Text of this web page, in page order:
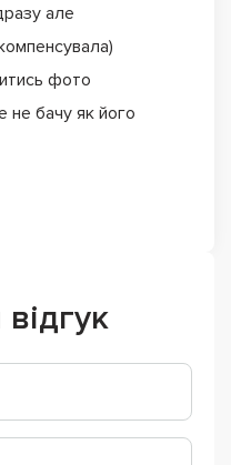
але
фото
не бачу як його